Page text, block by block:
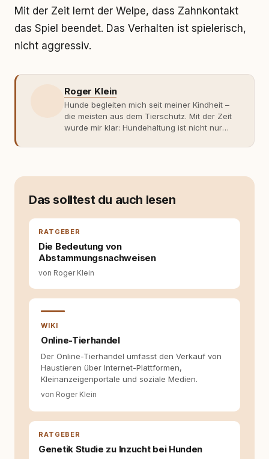
Mit der Zeit lernt der Welpe, dass Zahnkontakt
das Spiel beendet. Das Verhalten ist spielerisch,
nicht aggressiv.
Roger Klein
Hunde begleiten mich seit meiner Kindheit –
die meisten aus dem Tierschutz. Mit der Zeit
wurde mir klar: Hundehaltung ist nicht nur
Fachwissen. Der Wendepunkt kam mit meinem
moderner Hundeerziehung
entsteht echte Bindung dort, wo Verständnis
Wissen ersetzt – nicht umgekehrt. Aus dieser
Entwicklung entstand rundum.dog – ein
Wissens- und Serviceportal für
Hundehalter:innen in Deutschland, Österreich
und der Schweiz. Meine Überzeugung:
Tierschutz beginnt mit Wissen. Wer seinen
Hund versteht, trifft bessere Entscheidungen –
für ein Zusammenleben, das beiden guttut.
Das solltest du auch lesen
RATGEBER
Die Bedeutung von
Abstammungsnachweisen
von Roger Klein
WIKI
Online-Tierhandel
Der Online-Tierhandel umfasst den Verkauf von
Haustieren über Internet-Plattformen,
Kleinanzeigenportale und soziale Medien.
von Roger Klein
RATGEBER
Genetik Studie zu Inzucht bei Hunden